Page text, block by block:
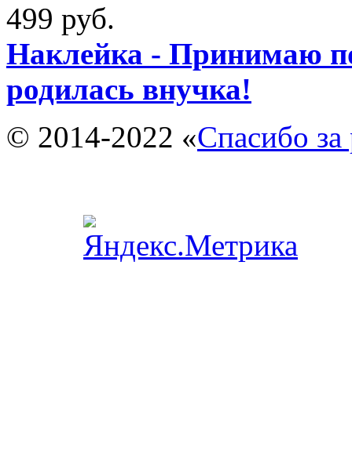
499 руб.
Наклейка - Принимаю
родилась внучка!
© 2014-2022 «Спасибо за